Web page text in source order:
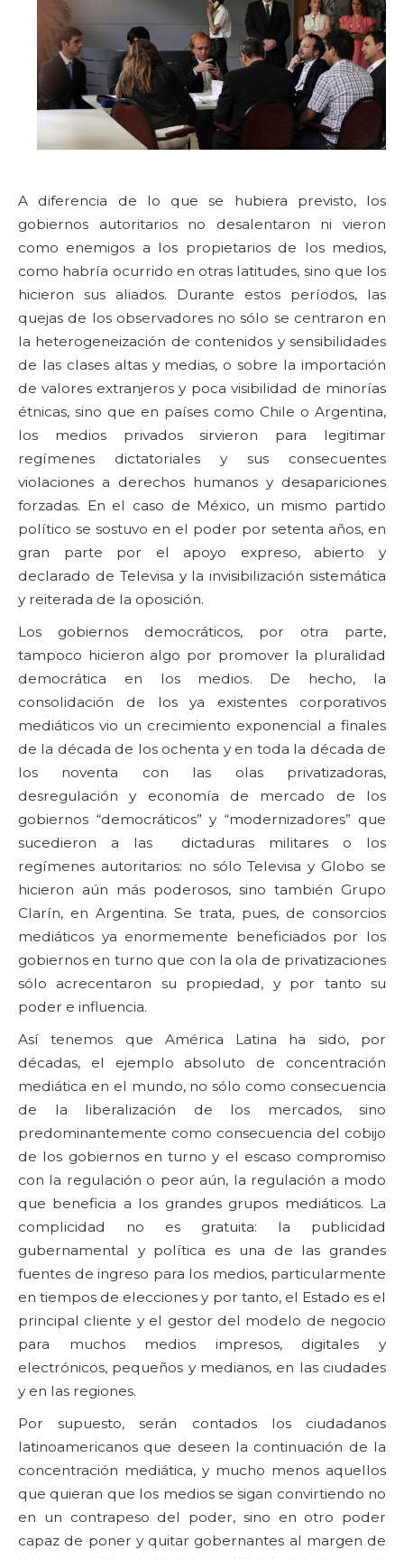
A diferencia de lo que se hubiera previsto, los
gobiernos autoritarios no desalentaron ni vieron
como enemigos a los propietarios de los medios,
como habría ocurrido en otras latitudes, sino que los
hicieron sus aliados. Durante estos períodos, las
quejas de los observadores no sólo se centraron en
la heterogeneización de contenidos y sensibilidades
de las clases altas y medias, o sobre la importación
de valores extranjeros y poca visibilidad de minorías
étnicas, sino que en países como Chile o Argentina,
los medios privados sirvieron para legitimar
regímenes dictatoriales y sus consecuentes
violaciones a derechos humanos y desapariciones
forzadas. En el caso de México, un mismo partido
político se sostuvo en el poder por setenta años, en
gran parte por el apoyo expreso, abierto y
declarado de Televisa y la invisibilización sistemática
y reiterada de la oposición.
Los gobiernos democráticos, por otra parte,
tampoco hicieron algo por promover la pluralidad
democrática en los medios. De hecho, la
consolidación de los ya existentes corporativos
mediáticos vio un crecimiento exponencial a finales
de la década de los ochenta y en toda la década de
los noventa con las olas privatizadoras,
desregulación y economía de mercado de los
gobiernos “democráticos” y “modernizadores” que
sucedieron a las dictaduras militares o los
regímenes autoritarios: no sólo Televisa y Globo se
hicieron aún más poderosos, sino también Grupo
Clarín, en Argentina. Se trata, pues, de consorcios
mediáticos ya enormemente beneficiados por los
gobiernos en turno que con la ola de privatizaciones
sólo acrecentaron su propiedad, y por tanto su
poder e influencia.
Así tenemos que América Latina ha sido, por
décadas, el ejemplo absoluto de concentración
mediática en el mundo, no sólo como consecuencia
de la liberalización de los mercados, sino
predominantemente como consecuencia del cobijo
de los gobiernos en turno y el escaso compromiso
con la regulación o peor aún, la regulación a modo
que beneficia a los grandes grupos mediáticos. La
complicidad no es gratuita: la publicidad
gubernamental y política es una de las grandes
fuentes de ingreso para los medios, particularmente
en tiempos de elecciones y por tanto, el Estado es el
principal cliente y el gestor del modelo de negocio
para muchos medios impresos, digitales y
electrónicos, pequeños y medianos, en las ciudades
y en las regiones.
Por supuesto, serán contados los ciudadanos
latinoamericanos que deseen la continuación de la
concentración mediática, y mucho menos aquellos
que quieran que los medios se sigan convirtiendo no
en un contrapeso del poder, sino en otro poder
capaz de poner y quitar gobernantes al margen de